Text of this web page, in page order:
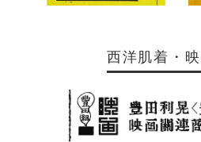
西洋肌着・